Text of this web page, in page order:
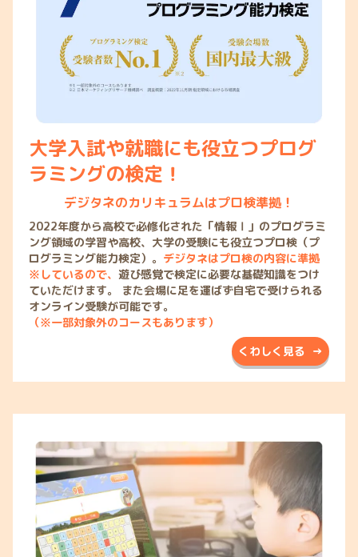
大学入試や就職にも役立つプログ
ラミングの検定！
デジタネのカリキュラムはプロ検準拠！
2022年度から高校で必修化された「情報Ⅰ」のプログラミ
ング領域の学習や高校、大学の受験にも役立つプロ検（プ
ログラミング能力検定）。 デジタネはプロ検の内容に準拠
※しているので、 遊び感覚で検定に必要な基礎知識をつけ
ていただけます。 また会場に足を運ばず自宅で受けられる
オンライン受験が可能です。
（※一部対象外のコースもあります）
くわしく見る →